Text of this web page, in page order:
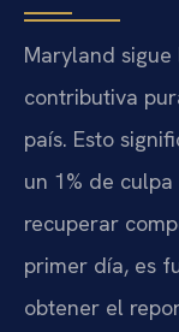
Maryland
contributiva
país. Esto
un 1% de
recuperar
primer día, es
obtener el